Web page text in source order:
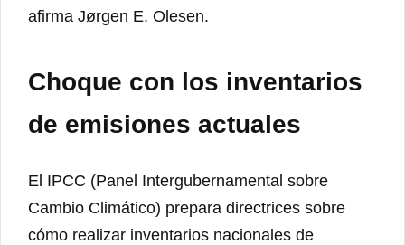
afirma Jørgen E. Olesen.
Choque con los inventarios
de emisiones actuales
El IPCC (Panel Intergubernamental sobre
Cambio Climático) prepara directrices sobre
cómo realizar inventarios nacionales de